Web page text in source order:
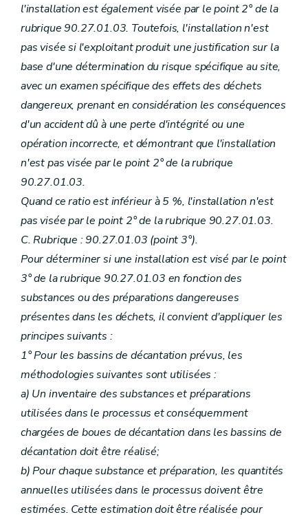
l'installation est également visée par le point 2° de la
rubrique 90.27.01.03. Toutefois, l'installation n'est
pas visée si l'exploitant produit une justification sur la
base d'une détermination du risque spécifique au site,
avec un examen spécifique des effets des déchets
dangereux, prenant en considération les conséquences
d'un accident dû à une perte d'intégrité ou une
opération incorrecte, et démontrant que l'installation
n'est pas visée par le point 2° de la rubrique
90.27.01.03.
Quand ce ratio est inférieur à 5 %, l'installation n'est
pas visée par le point 2° de la rubrique 90.27.01.03.
C. Rubrique : 90.27.01.03 (point 3°).
Pour déterminer si une installation est visé par le point
3° de la rubrique 90.27.01.03 en fonction des
substances ou des préparations dangereuses
présentes dans les déchets, il convient d'appliquer les
principes suivants :
1° Pour les bassins de décantation prévus, les
méthodologies suivantes sont utilisées :
a) Un inventaire des substances et préparations
utilisées dans le processus et conséquemment
chargées de boues de décantation dans les bassins de
décantation doit être réalisé;
b) Pour chaque substance et préparation, les quantités
annuelles utilisées dans le processus doivent être
estimées. Cette estimation doit être réalisée pour